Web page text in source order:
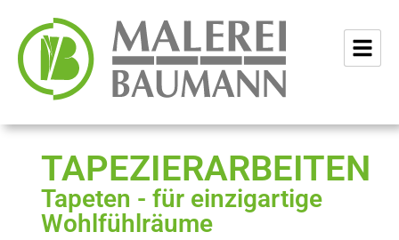
TAPEZIERARBEITEN
Tapeten - für einzigartige
Wohlfühlräume